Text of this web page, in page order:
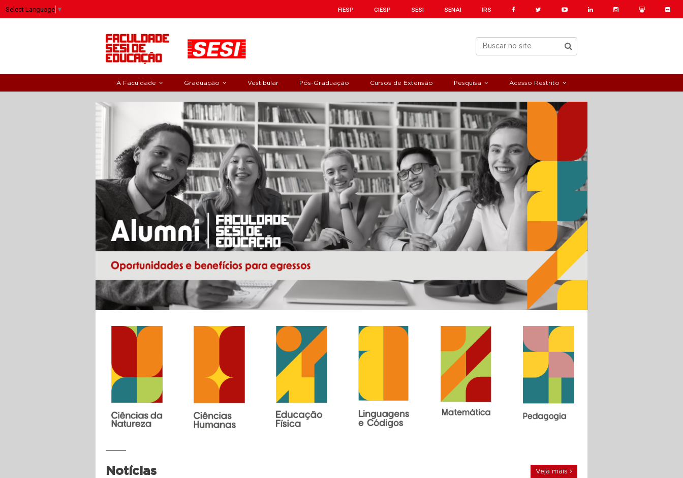
Select Language ▼ FIESP CIESP SESI SENAI IRS
A Faculdade Graduação Vestibular Pós-Graduação Cursos de Extensão Pesquisa Acesso Restrito
Notícias Veja mais